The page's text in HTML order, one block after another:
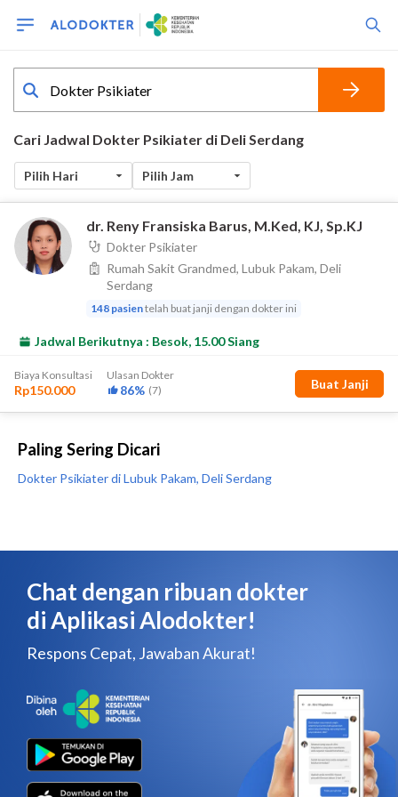
Paling Sering Dicari
Dokter Psikiater di Lubuk Pakam, Deli Serdang